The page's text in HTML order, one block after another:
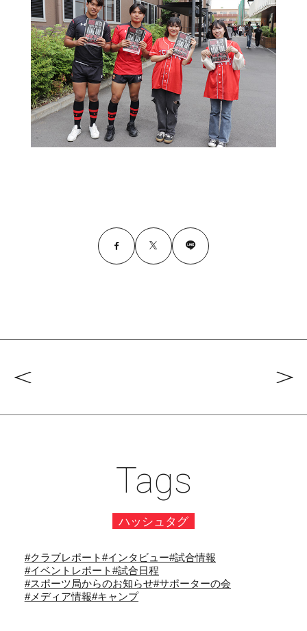
Tags
ハッシュタグ
#クラブレポート#インタビュー#試合情報
#イベントレポート#試合日程
#スポーツ局からのお知らせ#サポーターの会
#メディア情報#キャンプ